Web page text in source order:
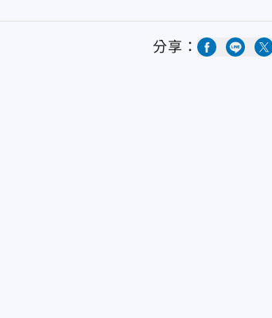
分享：